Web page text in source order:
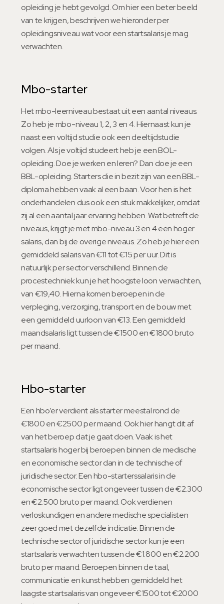
opleiding je hebt gevolgd. Om hier een beter beeld
van te krijgen, beschrijven we hieronder per
opleidingsniveau wat voor een startsalaris je mag
verwachten.
Mbo-starter
Het mbo-leerniveau bestaat uit een aantal niveaus.
Zo heb je mbo-niveau 1, 2, 3 en 4. Hiernaast kun je
naast een voltijd studie ook een deeltijdstudie
volgen. Als je voltijd studeert heb je een BOL-
opleiding. Doe je werken en leren? Dan doe je een
BBL-opleiding. Starters die in bezit zijn van een BBL-
diploma hebben vaak al een baan. Voor hen is het
onderhandelen dus ook een stuk makkelijker, omdat
zij al een aantal jaar ervaring hebben. Wat betreft de
niveaus, krijgt je met mbo-niveau 3 en 4 een hoger
salaris, dan bij de overige niveaus. Zo heb je hier een
gemiddeld salaris van €11 tot €15 per uur. Dit is
natuurlijk per sector verschillend. Binnen de
procestechniek kun je het hoogste loon verwachten,
van €19,40. Hierna komen beroepen in de
verpleging, verzorging, transport en de bouw met
een gemiddeld uurloon van €13. Een gemiddeld
maandsalaris ligt tussen de €1500 en €1800 bruto
per maand.
Hbo-starter
Een hbo’er verdient als starter meestal rond de
€1800 en €2500 per maand. Ook hier hangt dit af
van het beroep dat je gaat doen. Vaak is het
startsalaris hoger bij beroepen binnen de medische
en economische sector dan in de technische of
juridische sector. Een hbo-starterssalaris in de
economische sector ligt ongeveer tussen de €2.300
en €2.500 bruto per maand. Ook verdienen
verloskundigen en andere medische specialisten
zeer goed met dezelfde indicatie. Binnen de
technische sector of juridische sector kun je een
startsalaris verwachten tussen de €1.800 en €2.200
bruto per maand. Beroepen binnen de taal,
communicatie en kunst hebben gemiddeld het
laagste startsalaris van ongeveer €1500 tot €2000